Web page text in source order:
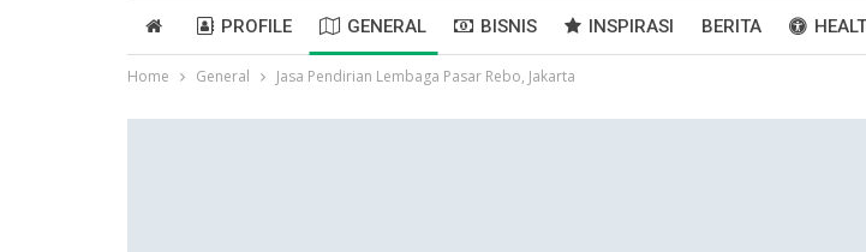
PROFILE GENERAL BISNIS INSPIRASI BERITA
Home General Jasa Pendirian Lembaga Pasar Rebo, Jakarta